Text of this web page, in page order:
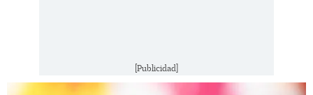
[Publicidad]